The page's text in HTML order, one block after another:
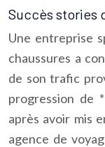
Succès stories
Une entreprise
chaussures a
de son trafic
progression de
après avoir mis
agence de